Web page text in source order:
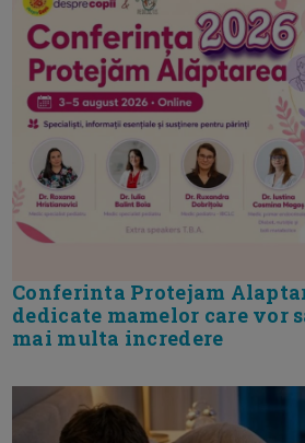
Conferinta Protejam
dedicate mamelor care vor
mai multa incredere